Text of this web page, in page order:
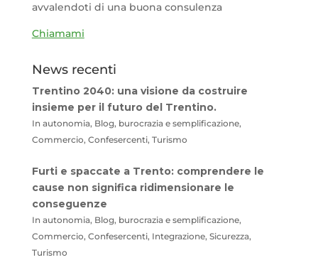
avvalendoti di una buona consulenza
Chiamami
News recenti
Trentino 2040: una visione da costruire
insieme per il futuro del Trentino.
In autonomia, Blog, burocrazia e semplificazione,
Commercio, Confesercenti, Turismo
Furti e spaccate a Trento: comprendere le
cause non significa ridimensionare le
conseguenze
In autonomia, Blog, burocrazia e semplificazione,
Commercio, Confesercenti, Integrazione, Sicurezza,
Turismo